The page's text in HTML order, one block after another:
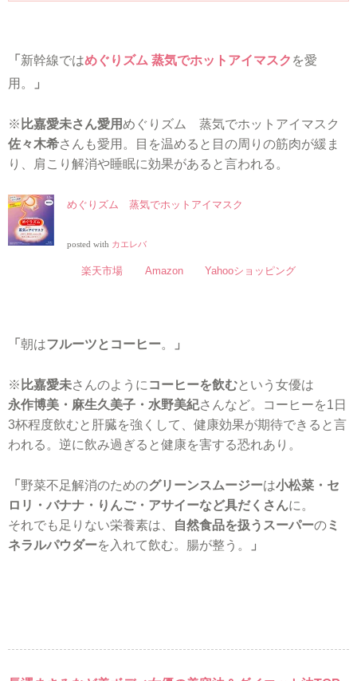
「 新幹線ではめぐりズム 蒸気でホットアイマスク を愛
用。
」
※ 比嘉愛未さん愛用めぐりズム 蒸気でホットアイマスク
佐々木希さんも愛用。目を温めると目の周りの筋肉が緩ま
り、肩こり解消や睡眠に効果があると言われる。
めぐりズム 蒸気でホットアイマスク
posted with カエレバ
楽天市場 Amazon Yahooショッピング
「 朝はフルーツとコーヒー。 」
※ 比嘉愛未さんのように コーヒーを飲むという女優は
永作博美・麻生久美子・水野美紀さんなど。コーヒーを1日
3杯程度飲むと肝臓を強くして、健康効果が期待できると言
われる。逆に飲み過ぎると健康を害する恐れあり。
「 野菜不足解消のためのグリーンスムージーは小松菜・セ
ロリ・バナナ・りんご・アサイーなど具だくさんに。
それでも足りない栄養素は、
自然食品を扱うスーパーの ミ
ネラルパウダーを入れて飲む。腸が整う。 」